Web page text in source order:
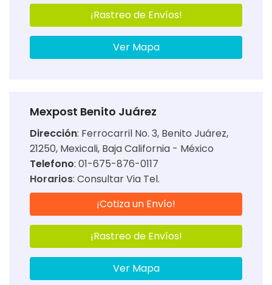
¡Rastreo de Envíos!
Ver Mapa
Mexpost Benito Juárez
Dirección: Ferrocarril No. 3, Benito Juárez,
21250, Mexicali, Baja California - México
Telefono: 01-675-876-0117
Horarios: Consultar Via Tel.
¡Cotiza un Envío!
¡Rastreo de Envíos!
Ver Mapa